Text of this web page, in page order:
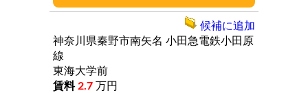
神奈川県秦野市南矢名 小田急電鉄小田原
線
東海大学前
2.7 万円
候補に追加